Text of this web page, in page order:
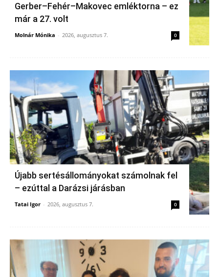
Gerber–Fehér–Makovec emléktorna – ez
már a 27. volt
Molnár Mónika - 2026, augusztus 7. 0
Újabb sertésállományokat számolnak fel
– ezúttal a Darázsi járásban
Tatai Igor - 2026, augusztus 7. 0